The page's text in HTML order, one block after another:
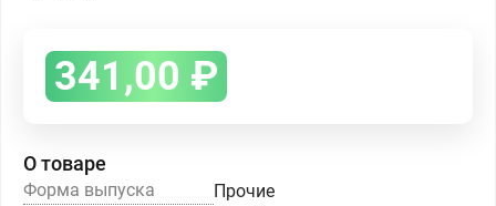
341,00 ₽
О товаре
Форма выпуска
Прочие